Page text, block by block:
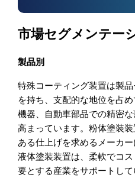
市場セグメンテー
製品別
特殊コーティング装置は製
を持ち、支配的な地位を占
機器、自動車部品での精密
高まっています。粉体塗装
ある仕上げを求めるメーカー
液体塗装装置は、柔軟でコ
要とする産業をサポートし